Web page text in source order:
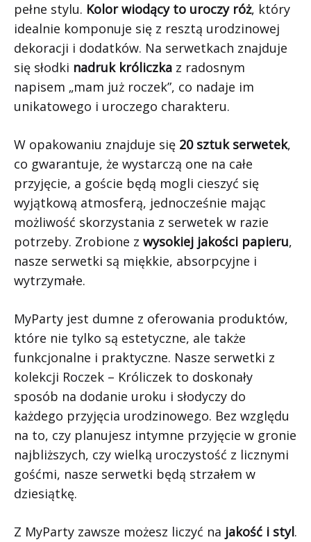
pełne stylu. Kolor wiodący to uroczy róż, który
idealnie komponuje się z resztą urodzinowej
dekoracji i dodatków. Na serwetkach znajduje
się słodki nadruk króliczka z radosnym
napisem „mam już roczek”, co nadaje im
unikatowego i uroczego charakteru.
W opakowaniu znajduje się 20 sztuk serwetek,
co gwarantuje, że wystarczą one na całe
przyjęcie, a goście będą mogli cieszyć się
wyjątkową atmosferą, jednocześnie mając
możliwość skorzystania z serwetek w razie
potrzeby. Zrobione z wysokiej jakości papieru,
nasze serwetki są miękkie, absorpcyjne i
wytrzymałe.
MyParty jest dumne z oferowania produktów,
które nie tylko są estetyczne, ale także
funkcjonalne i praktyczne. Nasze serwetki z
kolekcji Roczek – Króliczek to doskonały
sposób na dodanie uroku i słodyczy do
każdego przyjęcia urodzinowego. Bez względu
na to, czy planujesz intymne przyjęcie w gronie
najbliższych, czy wielką uroczystość z licznymi
gośćmi, nasze serwetki będą strzałem w
dziesiątkę.
Z MyParty zawsze możesz liczyć na jakość i styl.